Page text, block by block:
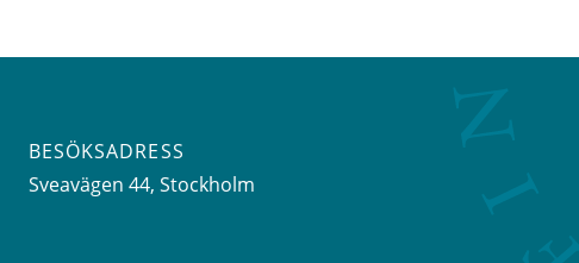
BESÖKSADRESS
Sveavägen 44, Stockholm